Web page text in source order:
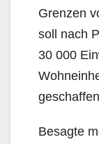
Grenzen
soll nach
30 000
Besagte